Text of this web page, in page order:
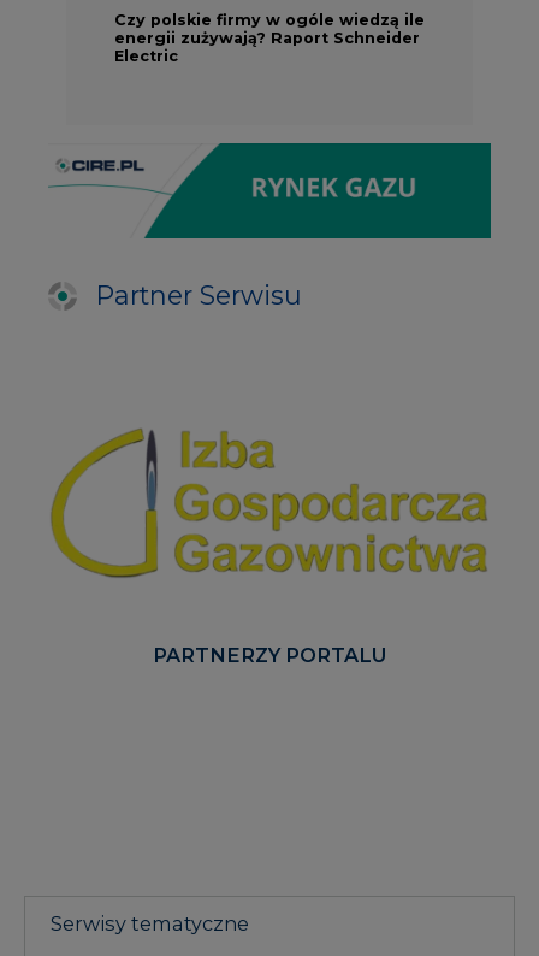
Czy polskie firmy w ogóle wiedzą ile
energii zużywają? Raport Schneider
Electric
Partner Serwisu
PARTNERZY PORTALU
Serwisy tematyczne